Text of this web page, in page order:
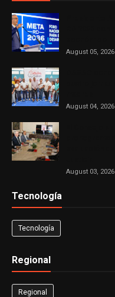
August 05, 2026
August 04, 2026
August 03, 2026
Tecnología
Tecnología
Regional
Regional